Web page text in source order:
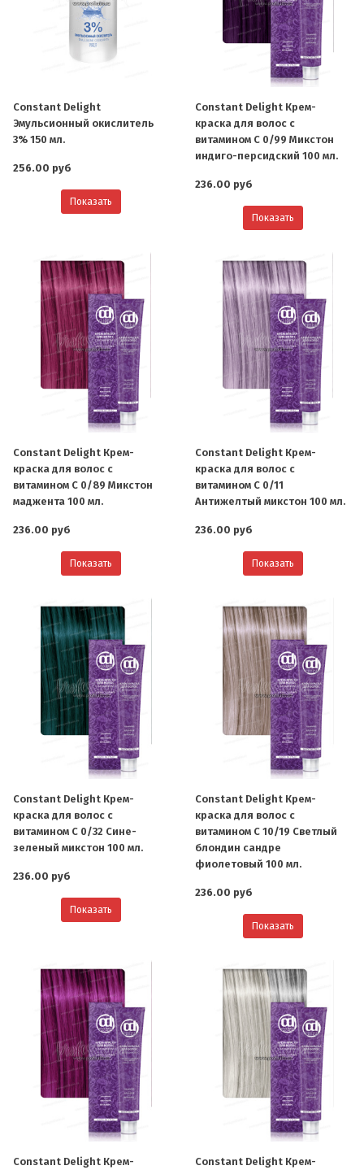
Constant Delight
Эмульсионный окислитель
3% 150 мл.
256.00 руб
Показать
Constant Delight Крем-
краска для волос с
витамином С 0/99 Микстон
индиго-персидский 100 мл.
236.00 руб
Показать
Constant Delight Крем-
краска для волос с
витамином С 0/89 Микстон
маджента 100 мл.
236.00 руб
Показать
Constant Delight Крем-
краска для волос с
витамином С 0/11
Антижелтый микстон 100 мл.
236.00 руб
Показать
Constant Delight Крем-
краска для волос с
витамином С 0/32 Сине-
зеленый микстон 100 мл.
236.00 руб
Показать
Constant Delight Крем-
краска для волос с
витамином С 10/19 Светлый
блондин сандре
фиолетовый 100 мл.
236.00 руб
Показать
Constant Delight Крем-
Constant Delight Крем-